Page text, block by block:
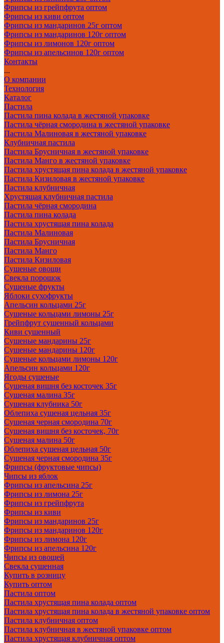
Фрипсы из грейпфрута оптом
Фрипсы из киви оптом
Фрипсы из мандаринов 25г оптом
Фрипсы из мандаринов 120г оптом
Фрипсы из лимонов 120г оптом
Фрипсы из апельсинов 120г оптом
Контакты
...
О компании
Технология
Каталог
Пастила
Пастила пина колада в жестяной упаковке
Пастила чёрная смородина в жестяной упаковке
Пастила Малиновая в жестяной упаковке
Клубничная пастила
Пастила Брусничная в жестяной упаковке
Пастила Манго в жестяной упаковке
Пастила хрустящая пина колада в жестяной упаковке
Пастила Кизиловая в жестяной упаковке
Пастила клубничная
Хрустящая клубничная пастила
Пастила чёрная смородина
Пастила пина колада
Пастила хрустящая пина колада
Пастила Малиновая
Пастила Брусничная
Пастила Манго
Пастила Кизиловая
Сушеные овощи
Свекла порошок
Сушеные фрукты
Яблоки сухофрукты
Апельсин кольцами 25г
Сушеные кольцами лимоны 25г
Грейпфрут сушенный кольцами
Киви сушенный
Сушеные мандарины 25г
Сушеные мандарины 120г
Сушеные кольцами лимоны 120г
Апельсин кольцами 120г
Ягоды сушеные
Сушеная вишня без косточек 35г
Сушеная малина 35г
Сушеная клубника 50г
Облепиха сушеная цельная 35г
Сушеная черная смородина 70г
Сушеная вишня без косточек, 70г
Сушеная малина 50г
Облепиха сушеная цельная 50г
Сушеная черная смородина 35г
Фрипсы (фруктовые чипсы)
Чипсы из яблок
Фрипсы из апельсина 25г
Фрипсы из лимона 25г
Фрипсы из грейпфрута
Фрипсы из киви
Фрипсы из мандаринов 25г
Фрипсы из мандаринов 120г
Фрипсы из лимона 120г
Фрипсы из апельсина 120г
Чипсы из овощей
Свекла сушенная
Купить в розницу
Купить оптом
Пастила оптом
Пастила хрустящая пина колада оптом
Пастила хрустящая пина колада в жестяной упаковке оптом
Пастила клубничная оптом
Пастила клубничная в жестяной упаковке оптом
Пастила хрустящая клубничная оптом